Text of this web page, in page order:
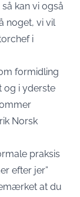
kan vi også
noget, vi vil
i
formidling
og i yderste
Norsk
praksis
efter jer”
at du